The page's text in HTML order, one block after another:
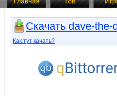
Скачать dave-
Как тут качать?